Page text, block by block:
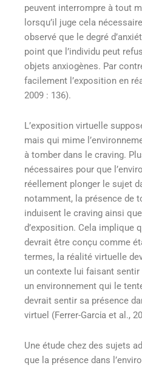
peuvent interrompre à tout
lorsqu’il juge cela
observé que le degré
point que l’individu peut
objets anxiogènes. Par
facilement l’exposition en
2009 : 136).
L’exposition virtuelle
mais qui mime
à tomber dans le craving.
nécessaires pour que
réellement plonger le sujet
notamment, la présence de
induisent le craving ainsi
d’exposition. Cela implique
devrait être conçu comme
termes, la réalité virtuelle
un contexte lui faisant sentir
un environnement qui le
devrait sentir sa présence
virtuel (Ferrer-Garcίa et al.,
Une étude chez des sujets
que la présence dans